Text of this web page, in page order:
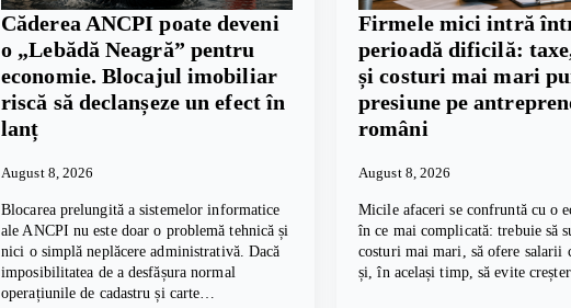
Căderea ANCPI poate deveni
o „Lebădă Neagră” pentru
economie. Blocajul imobiliar
riscă să declanșeze un efect în
lanț
August 8, 2026
Blocarea prelungită a sistemelor informatice
ale ANCPI nu este doar o problemă tehnică și
nici o simplă neplăcere administrativă. Dacă
imposibilitatea de a desfășura normal
operațiunile de cadastru și carte…
Firmele mici intră
perioadă dificilă:
și costuri mai mari
presiune pe
români
August 8, 2026
Micile afaceri se confruntă cu o
în ce mai complicată: trebuie să
costuri mai mari, să ofere salarii
și, în același timp, să evite